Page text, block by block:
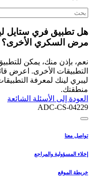
هل تطبيق فري ستايل
مرض السكري الأخرى؟
نعم، بإذن منك، يمكن
التطبيقات الأخرى. اعرض
ليبري لينك لمعرفة
منطقتك.
العودة إلى الأسئلة الشائعة
ADC-CS-04229
تواصل معنا
إخلاء المسؤولية والمراجع
خريطة الموقع